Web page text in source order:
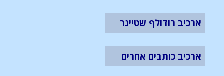
ארכיב רודולף שטיינר
ארכיב כותבים אחרים